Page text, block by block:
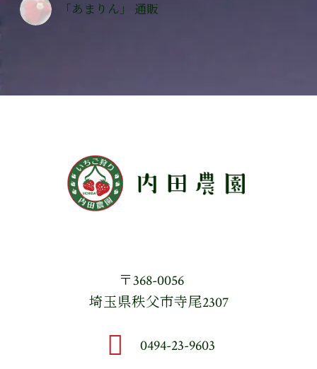
「あまりん」 通販
〒368-0056
埼玉県秩父市寺尾2307
0494-23-9603